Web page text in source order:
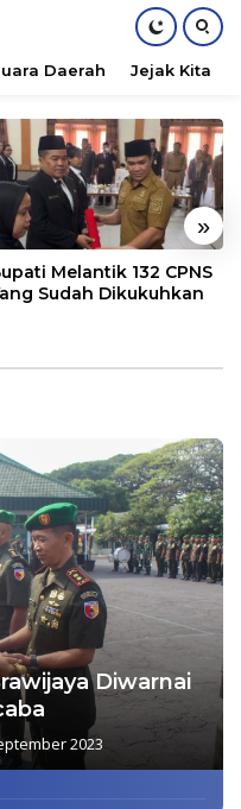
Daerah Jejak Kita
»
Melantik 132 CPNS
Sudah Dikukuhkan
Diwarnai
2023